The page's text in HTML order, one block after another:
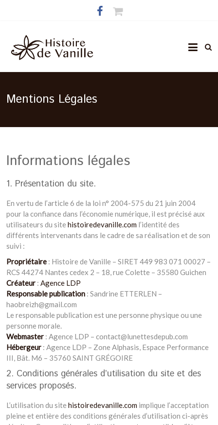
Mentions Légales
Informations légales
1. Présentation du site.
En vertu de l’article 6 de la loi n° 2004-575 du 21 juin 2004
pour la confiance dans l’économie numérique, il est précisé aux
utilisateurs du sitehistoiredevanille.com l’identité des
différents intervenants dans le cadre de sa réalisation et de son
suivi :
Propriétaire : Histoire de Vanille – SIRET 449 983 071 00027 –
RCS 44274 Nantes cedex 2 – 18, rue Colette – 35580 Guichen
Créateur :Agence LDP
Responsable publication : Sandrine ETTERLEN –
haobreizh@gmail.com
Le responsable publication est une personne physique ou une
personne morale.
Webmaster : Agence LDP – contact@lunettesdepub.com
Hébergeur : Agence LDP – Zone Alphasis, Espace Performance
III, Bât. M6 – 35760 SAINT GRÉGOIRE
2. Conditions générales d’utilisation du site et des
services proposés.
L’utilisation du sitehistoiredevanille.com implique l’acceptation
pleine et entière des conditions générales d’utilisation ci-après